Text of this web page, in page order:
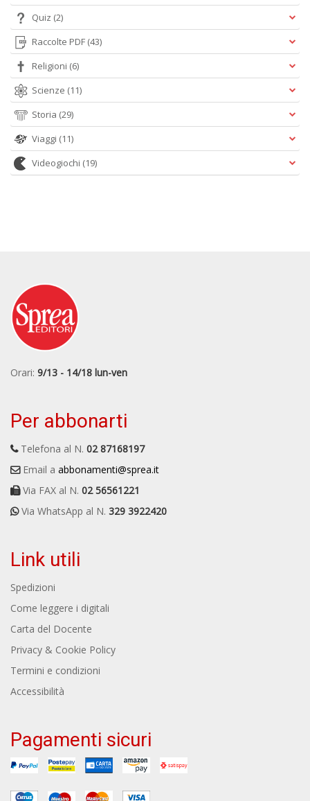
Quiz (2)
Raccolte PDF (43)
Religioni (6)
Scienze (11)
Storia (29)
Viaggi (11)
Videogiochi (19)
Orari: 9/13 - 14/18 lun-ven
Per abbonarti
Telefona al N. 02 87168197
Email a abbonamenti@sprea.it
Via FAX al N. 02 56561221
Via WhatsApp al N. 329 3922420
Link utili
Spedizioni
Come leggere i digitali
Carta del Docente
Privacy & Cookie Policy
Termini e condizioni
Accessibilità
Pagamenti sicuri